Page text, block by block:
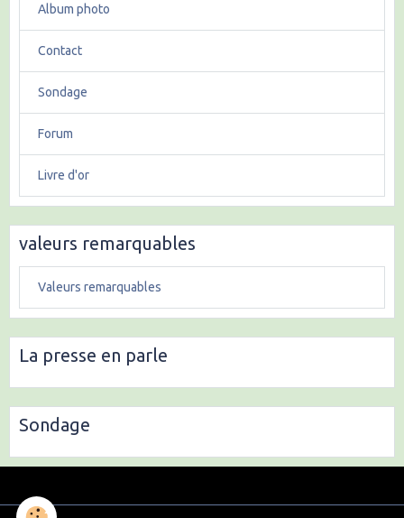
Album photo
Contact
Sondage
Forum
Livre d'or
valeurs remarquables
Valeurs remarquables
La presse en parle
Sondage